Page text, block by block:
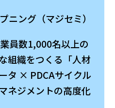
ング（マジセミ）
員数1,000名以上の
組織をつくる「人材
タ × PDCAサイクル
ネジメントの高度化